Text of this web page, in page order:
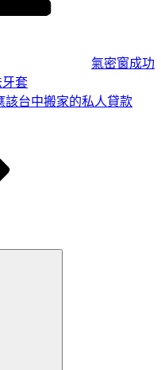
氣密窗成功
套
該台中搬家的私人貸款